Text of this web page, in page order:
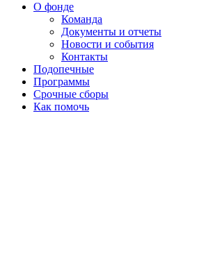
О фонде
Команда
Документы и отчеты
Новости и события
Контакты
Подопечные
Программы
Срочные сборы
Как помочь